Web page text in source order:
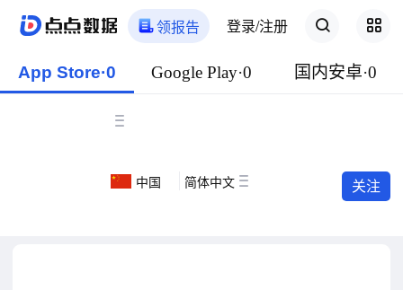
领报告 登录/注册
App Store·0 Google Play·0 国内安卓·0
中国 简体中文 关注